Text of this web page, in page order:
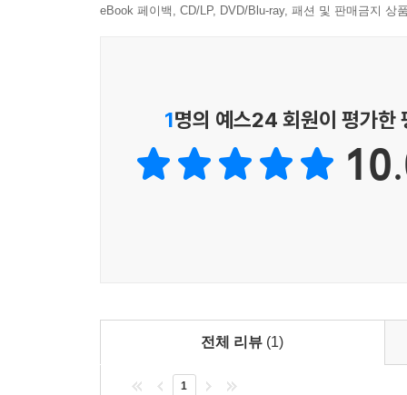
11-1. 조제실장비 종류
12-2. 대체조제 매뉴얼
학습 13 개인정보보호법과 처방전 관리
14-2. 약품반품 247
학습 15 청구와 청구자료 관리
eBook 페이백, CD/LP, DVD/Blu-ray, 패션 및 판매금지 상
1명의 예스24 회원이 평가한
전체 리뷰 (1)
1